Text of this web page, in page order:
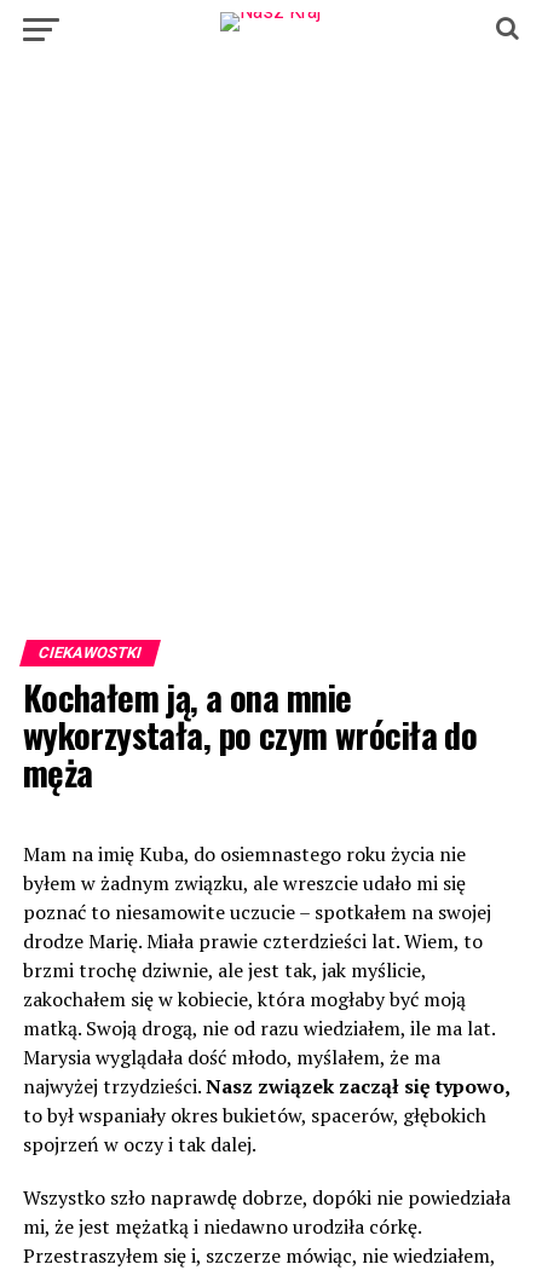
CIEKAWOSTKI
Kochałem ją, a ona mnie
wykorzystała, po czym wróciła do
męża
Mam na imię Kuba, do osiemnastego roku życia nie
byłem w żadnym związku, ale wreszcie udało mi się
poznać to niesamowite uczucie – spotkałem na swojej
drodze Marię. Miała prawie czterdzieści lat. Wiem, to
brzmi trochę dziwnie, ale jest tak, jak myślicie,
zakochałem się w kobiecie, która mogłaby być moją
matką. Swoją drogą, nie od razu wiedziałem, ile ma lat.
Marysia wyglądała dość młodo, myślałem, że ma
najwyżej trzydzieści.Nasz związek zaczął się typowo,
to był wspaniały okres bukietów, spacerów, głębokich
spojrzeń w oczy i tak dalej.
Wszystko szło naprawdę dobrze, dopóki nie powiedziała
mi, że jest mężatką i niedawno urodziła córkę.
Przestraszyłem się i, szczerze mówiąc, nie wiedziałem,